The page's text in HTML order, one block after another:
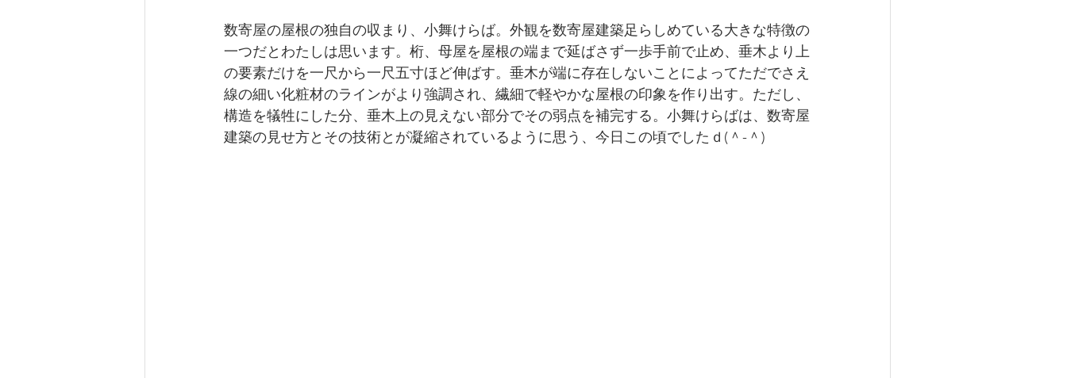
数寄屋の屋根の独自の収まり、小舞けらば。外観を数寄屋建築足らしめている大きな特徴の
一つだとわたしは思います。桁、母屋を屋根の端まで延ばさず一歩手前で止め、垂木より上
の要素だけを一尺から一尺五寸ほど伸ばす。垂木が端に存在しないことによってただでさえ
線の細い化粧材のラインがより強調され、繊細で軽やかな屋根の印象を作り出す。ただし、
構造を犠牲にした分、垂木上の見えない部分でその弱点を補完する。小舞けらばは、数寄屋
建築の見せ方とその技術とが凝縮されているように思う、今日この頃でしたｄ(＾-＾)